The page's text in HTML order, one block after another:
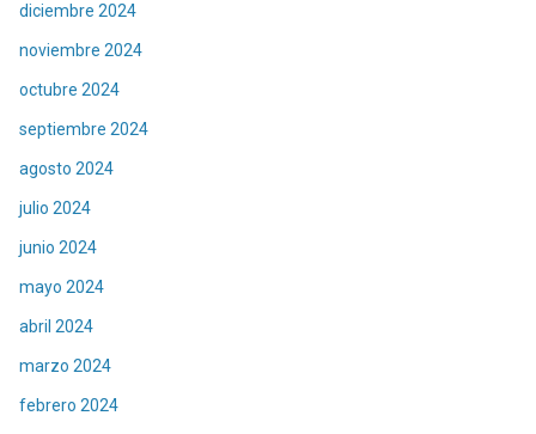
diciembre 2024
noviembre 2024
octubre 2024
septiembre 2024
agosto 2024
julio 2024
junio 2024
mayo 2024
abril 2024
marzo 2024
febrero 2024